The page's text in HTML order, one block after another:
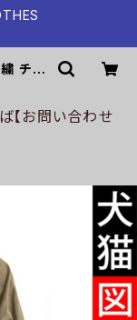
チノ
ワ シ
イケル
スマ
【お問い合わせ